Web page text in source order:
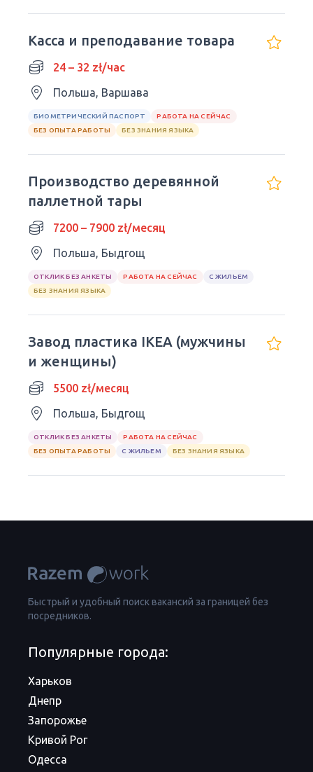
Касса и преподавание товара
24 – 32 zł/час
Польша, Варшава
БИОМЕТРИЧЕСКИЙ ПАСПОРТ
РАБОТА НА СЕЙЧАС
БЕЗ ОПЫТА РАБОТЫ
БЕЗ ЗНАНИЯ ЯЗЫКА
Производство деревянной
паллетной тары
7200 – 7900 zł/месяц
Польша, Быдгощ
ОТКЛИК БЕЗ АНКЕТЫ РАБОТА НА СЕЙЧАС
С ЖИЛЬЕМ
БЕЗ ЗНАНИЯ ЯЗЫКА
Завод пластика IKEA (мужчины
и женщины)
5500 zł/месяц
Польша, Быдгощ
ОТКЛИК БЕЗ АНКЕТЫ
РАБОТА НА СЕЙЧАС
БЕЗ ОПЫТА РАБОТЫ
С ЖИЛЬЕМ БЕЗ ЗНАНИЯ ЯЗЫКА
Быстрый и удобный поиск вакансий за границей без
посредников.
Популярные города:
Харьков
Днепр
Запорожье
Кривой Рог
Одесса